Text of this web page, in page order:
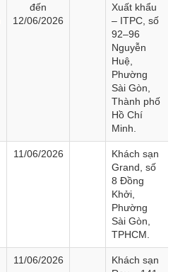
đến
12/06/2026
Xuất khẩu
– ITPC, số
92–96
Nguyễn
Huệ,
Phường
Sài Gòn,
Thành phố
Hồ Chí
Minh.
11/06/2026
Khách sạn
Grand, số
8 Đồng
Khởi,
Phường
Sài Gòn,
TPHCM.
11/06/2026
Khách sạn